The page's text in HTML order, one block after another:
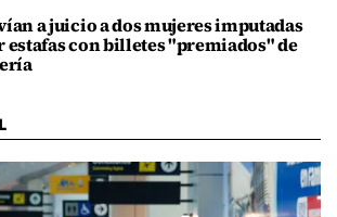
a juicio a dos mujeres imputadas
estafas con billetes "premiados" de